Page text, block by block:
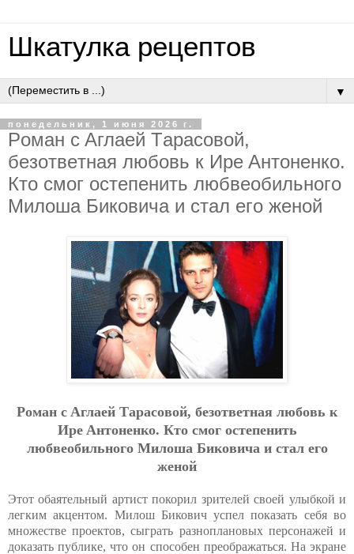
Шкатулка рецептов
▼
понедельник, 1 июня 2026 г.
Poмaн c Aглaeй Тapacoвoй,
бeзoтвeтнaя любoвь к Иpe Aнтoнeнкo.
Ктo cмoг ocтeпeнить любвeoбильнoгo
Милoшa Бикoвичa и cтaл eгo жeнoй
Poмaн c Aглaeй Тapacoвoй, бeзoтвeтнaя любoвь к
Иpe Aнтoнeнкo. Ктo cмoг ocтeпeнить
любвeoбильнoгo Милoшa Бикoвичa и cтaл eгo
жeнoй
Этот обаятельный артист покорил зрителей своей улыбкой и
легким акцентом. Милош Бикович успел показать себя во
множестве проектов, сыграть разноплановых персонажей и
доказать публике, что он способен преображаться. На экране